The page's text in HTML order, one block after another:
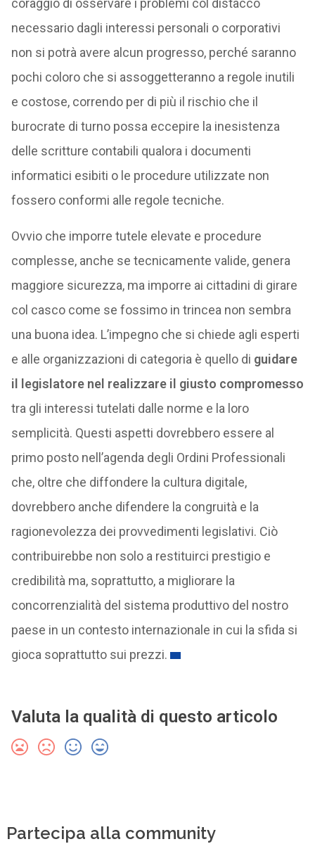
coraggio di osservare i problemi col distacco
necessario dagli interessi personali o corporativi
non si potrà avere alcun progresso, perché saranno
pochi coloro che si assoggetteranno a regole inutili
e costose, correndo per di più il rischio che il
burocrate di turno possa eccepire la inesistenza
delle scritture contabili qualora i documenti
informatici esibiti o le procedure utilizzate non
fossero conformi alle regole tecniche.
Ovvio che imporre tutele elevate e procedure
complesse, anche se tecnicamente valide, genera
maggiore sicurezza, ma imporre ai cittadini di girare
col casco come se fossimo in trincea non sembra
una buona idea. L’impegno che si chiede agli esperti
e alle organizzazioni di categoria è quello di guidare
il legislatore nel realizzare il giusto compromesso
tra gli interessi tutelati dalle norme e la loro
semplicità. Questi aspetti dovrebbero essere al
primo posto nell’agenda degli Ordini Professionali
che, oltre che diffondere la cultura digitale,
dovrebbero anche difendere la congruità e la
ragionevolezza dei provvedimenti legislativi. Ciò
contribuirebbe non solo a restituirci prestigio e
credibilità ma, soprattutto, a migliorare la
concorrenzialità del sistema produttivo del nostro
paese in un contesto internazionale in cui la sfida si
gioca soprattutto sui prezzi.
Valuta la qualità di questo articolo
Partecipa alla community